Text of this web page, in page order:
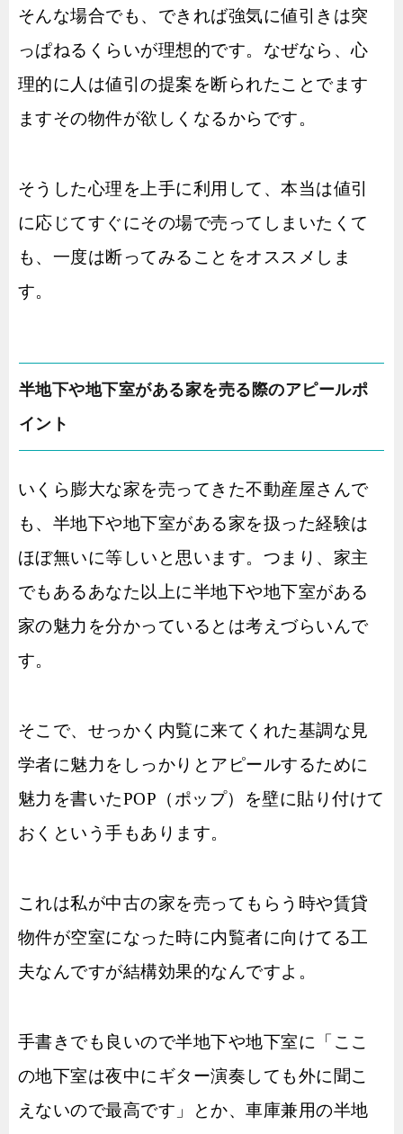
そんな場合でも、できれば強気に値引きは突
っぱねるくらいが理想的です。なぜなら、心
理的に人は値引の提案を断られたことでます
ますその物件が欲しくなるからです。
そうした心理を上手に利用して、本当は値引
に応じてすぐにその場で売ってしまいたくて
も、一度は断ってみることをオススメしま
す。
半地下や地下室がある家を売る際のアピールポ
イント
いくら膨大な家を売ってきた不動産屋さんで
も、半地下や地下室がある家を扱った経験は
ほぼ無いに等しいと思います。つまり、家主
でもあるあなた以上に半地下や地下室がある
家の魅力を分かっているとは考えづらいんで
す。
そこで、せっかく内覧に来てくれた基調な見
学者に魅力をしっかりとアピールするために
魅力を書いたPOP（ポップ）を壁に貼り付けて
おくという手もあります。
これは私が中古の家を売ってもらう時や賃貸
物件が空室になった時に内覧者に向けてる工
夫なんですが結構効果的なんですよ。
手書きでも良いので半地下や地下室に「ここ
の地下室は夜中にギター演奏しても外に聞こ
えないので最高です」とか、車庫兼用の半地